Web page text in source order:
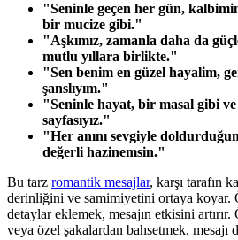
"Seninle geçen her gün,
bir mucize gibi."
"Aşkımız, zamanla daha da
mutlu yıllara birlikte."
"Sen benim en güzel hayalim,
şanslıyım."
"Seninle hayat, bir masal gibi ve
sayfasıyız."
"Her anını sevgiyle
değerli hazinemsin."
Bu tarz romantik mesajlar, karşı tarafın
derinliğini ve samimiyetini ortaya koyar.
detaylar eklemek, mesajın etkisini
veya özel şakalardan bahsetmek, mesajı